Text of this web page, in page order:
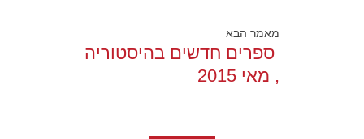
מאמר הבא
ספרים חדשים בהיסטוריה
, מאי 2015